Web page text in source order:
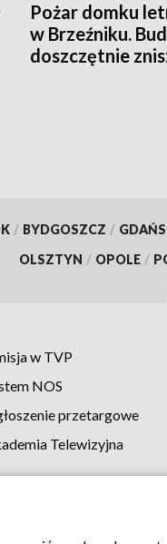
Pożar domku
w Brzeźniku.
doszczętnie
/ BYDGOSZCZ /
OLSZTYN / OPOLE /
w TVP
NOS
przetargowe
Telewizyjna
TVP Polityka